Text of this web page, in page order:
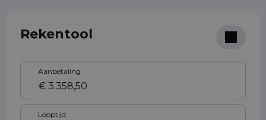
Rekentool
Aanbetaling
Looptijd